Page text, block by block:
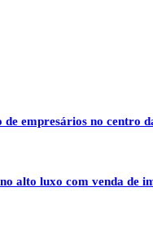
empresários no centro
alto luxo com venda de